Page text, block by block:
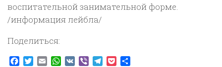
воспитательной занимательной форме.
/информация лейбла/
Поделиться:
Facebook
TwitterEmailWhatsApp
VK ViberTelegram
Pocket